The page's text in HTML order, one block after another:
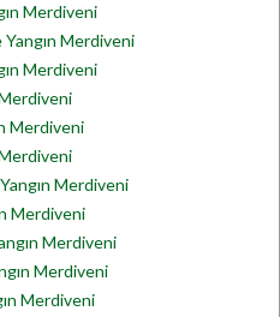
Merdiveni
Merdiveni
Merdiveni
Merdiveni
Merdiveni
Merdiveni
Merdiveni
Merdiveni
Merdiveni